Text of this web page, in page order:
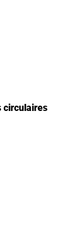
circulaires